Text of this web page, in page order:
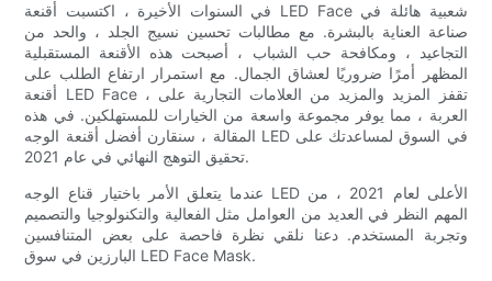
في السنوات الأخيرة ، اكتسبت أقنعة LED Face شعبية هائلة في
صناعة العناية بالبشرة. مع مطالبات تحسين نسيج الجلد ، والحد من
التجاعيد ، ومكافحة حب الشباب ، أصبحت هذه الأقنعة المستقبلية
المظهر أمرًا ضروريًا لعشاق الجمال. مع استمرار ارتفاع الطلب على
أقنعة LED Face ، تقفز المزيد والمزيد من العلامات التجارية على
العربة ، مما يوفر مجموعة واسعة من الخيارات للمستهلكين. في هذه
المقالة ، سنقارن أفضل أقنعة الوجه LED في السوق لمساعدتك على
تحقيق التوهج النهائي في عام 2021.
عندما يتعلق الأمر باختيار قناع الوجه LED الأعلى لعام 2021 ، من
المهم النظر في العديد من العوامل مثل الفعالية والتكنولوجيا والتصميم
وتجربة المستخدم. دعنا نلقي نظرة فاحصة على بعض المتنافسين
البارزين في سوق LED Face Mask.